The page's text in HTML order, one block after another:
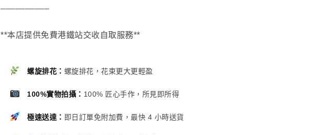
**本店提供免費港鐵站交收自取服務**
螺旋排花： 螺旋排花，花束更大更輕盈
100%實物拍攝： 100% 匠心手作，所見即所得
極速送達： 即日訂單免附加費，最快 4 小時送貨